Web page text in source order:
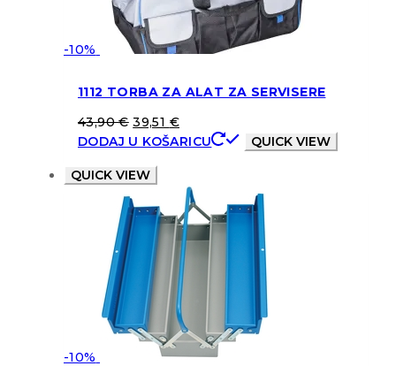
-10%
1112 TORBA ZA ALAT ZA SERVISERE
43,90€ 39,51 €
DODAJ U KOŠARICU
QUICK VIEW
QUICK VIEW
-10%